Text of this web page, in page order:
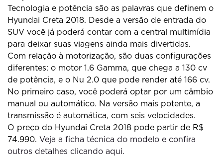
Tecnologia e potência são as palavras que definem o
Hyundai Creta 2018. Desde a versão de entrada do
SUV você já poderá contar com a central multimídia
para deixar suas viagens ainda mais divertidas.
Com relação à motorização, são duas configurações
diferentes: o motor 1.6 Gamma, que chega a 130 cv
de potência, e o Nu 2.0 que pode render até 166 cv.
No primeiro caso, você poderá optar por um câmbio
manual ou automático. Na versão mais potente, a
transmissão é automática, com seis velocidades.
O preço do Hyundai Creta 2018 pode partir de R$
74.990. Veja a ficha técnica do modelo e confira
outros detalhes clicando aqui.